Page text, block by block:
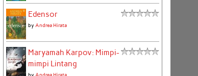
Edensor
by Andrea Hirata
Maryamah Karpov: Mimpi-
mimpi Lintang
by Andrea Hirata